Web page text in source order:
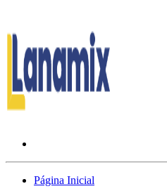
Página Inicial